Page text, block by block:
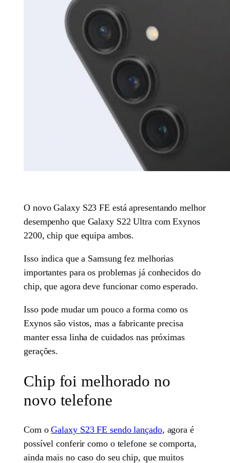
O novo Galaxy S23 FE está apresentando melhor
desempenho que Galaxy S22 Ultra com Exynos
2200, chip que equipa ambos.
Isso indica que a Samsung fez melhorias
importantes para os problemas já conhecidos do
chip, que agora deve funcionar como esperado.
Isso pode mudar um pouco a forma como os
Exynos são vistos, mas a fabricante precisa
manter essa linha de cuidados nas próximas
gerações.
Chip foi melhorado no
novo telefone
Com oGalaxy S23 FE sendo lançado, agora é
possível conferir como o telefone se comporta,
ainda mais no caso do seu chip, que muitos